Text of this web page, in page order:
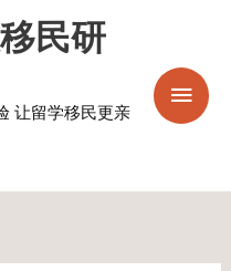
民研
让留学移民更亲
菜
单